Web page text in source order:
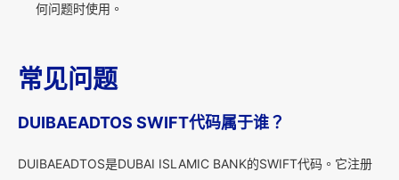
何问题时使用。
常见问题
DUIBAEADTOS SWIFT代码属于谁？
DUIBAEADTOS是DUBAI ISLAMIC BANK的SWIFT代码。它注册